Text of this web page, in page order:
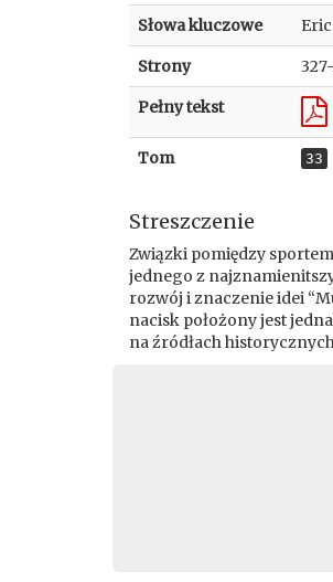
Słowa kluczowe
Strony
Pełny tekst
Tom 33
Streszczenie
Związki pomiędzy
jednego z
rozwój i znaczenie idei
nacisk położony jest
na źródłach